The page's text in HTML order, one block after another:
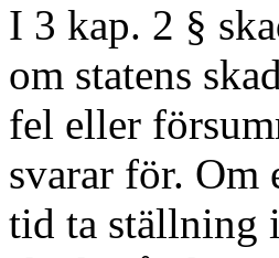
I 3 kap. 2 §
om statens
fel eller
svarar för.
tid ta ställning